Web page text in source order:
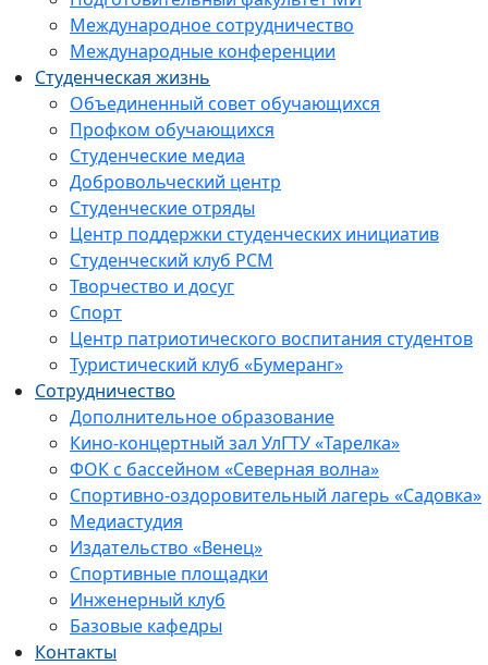
Международное сотрудничество
Международные конференции
Студенческая жизнь
Объединенный совет обучающихся
Профком обучающихся
Студенческие медиа
Добровольческий центр
Студенческие отряды
Центр поддержки студенческих инициатив
Студенческий клуб РСМ
Творчество и досуг
Спорт
Центр патриотического воспитания студентов
Туристический клуб «Бумеранг»
Сотрудничество
Дополнительное образование
Кино-концертный зал УлГТУ «Тарелка»
ФОК с бассейном «Северная волна»
Спортивно-оздоровительный лагерь «Садовка»
Медиастудия
Издательство «Венец»
Спортивные площадки
Инженерный клуб
Базовые кафедры
Контакты